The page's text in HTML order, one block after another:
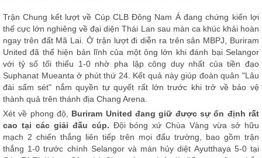
Trận Chung kết lượt về Cúp CLB Đông Nam Á đang chứng kiến lợi
thế cực lớn nghiêng về đại diện Thái Lan sau màn ca khúc khải hoàn
ngay trên đất Mã Lai. Ở trận lượt đi diễn ra trên sân MBPJ, Buriram
United đã thể hiện bản lĩnh của một ông lớn khi đánh bại Selangor
với tỷ số tối thiểu 1-0 nhờ pha lập công duy nhất của tiền đạo
Suphanat Mueanta ở phút thứ 24. Kết quả này giúp đoàn quân "Lâu
đài sấm sét" nắm quyền tự quyết rất lớn trước khi trở về bảo vệ
thành quả trên thánh địa Chang Arena.
Xét về phong độ,
Buriram United đang giữ được sự ổn định rất
cao tại các giải đấu cúp. Đội bóng xứ Chùa Vàng vừa sở hữu
mạch 2 chiến thắng liên tiếp trên mọi đấu trường, bao gồm trận
thắng 1-0 trước chính Selangor và màn hủy diệt Ayutthaya 5-0 tại